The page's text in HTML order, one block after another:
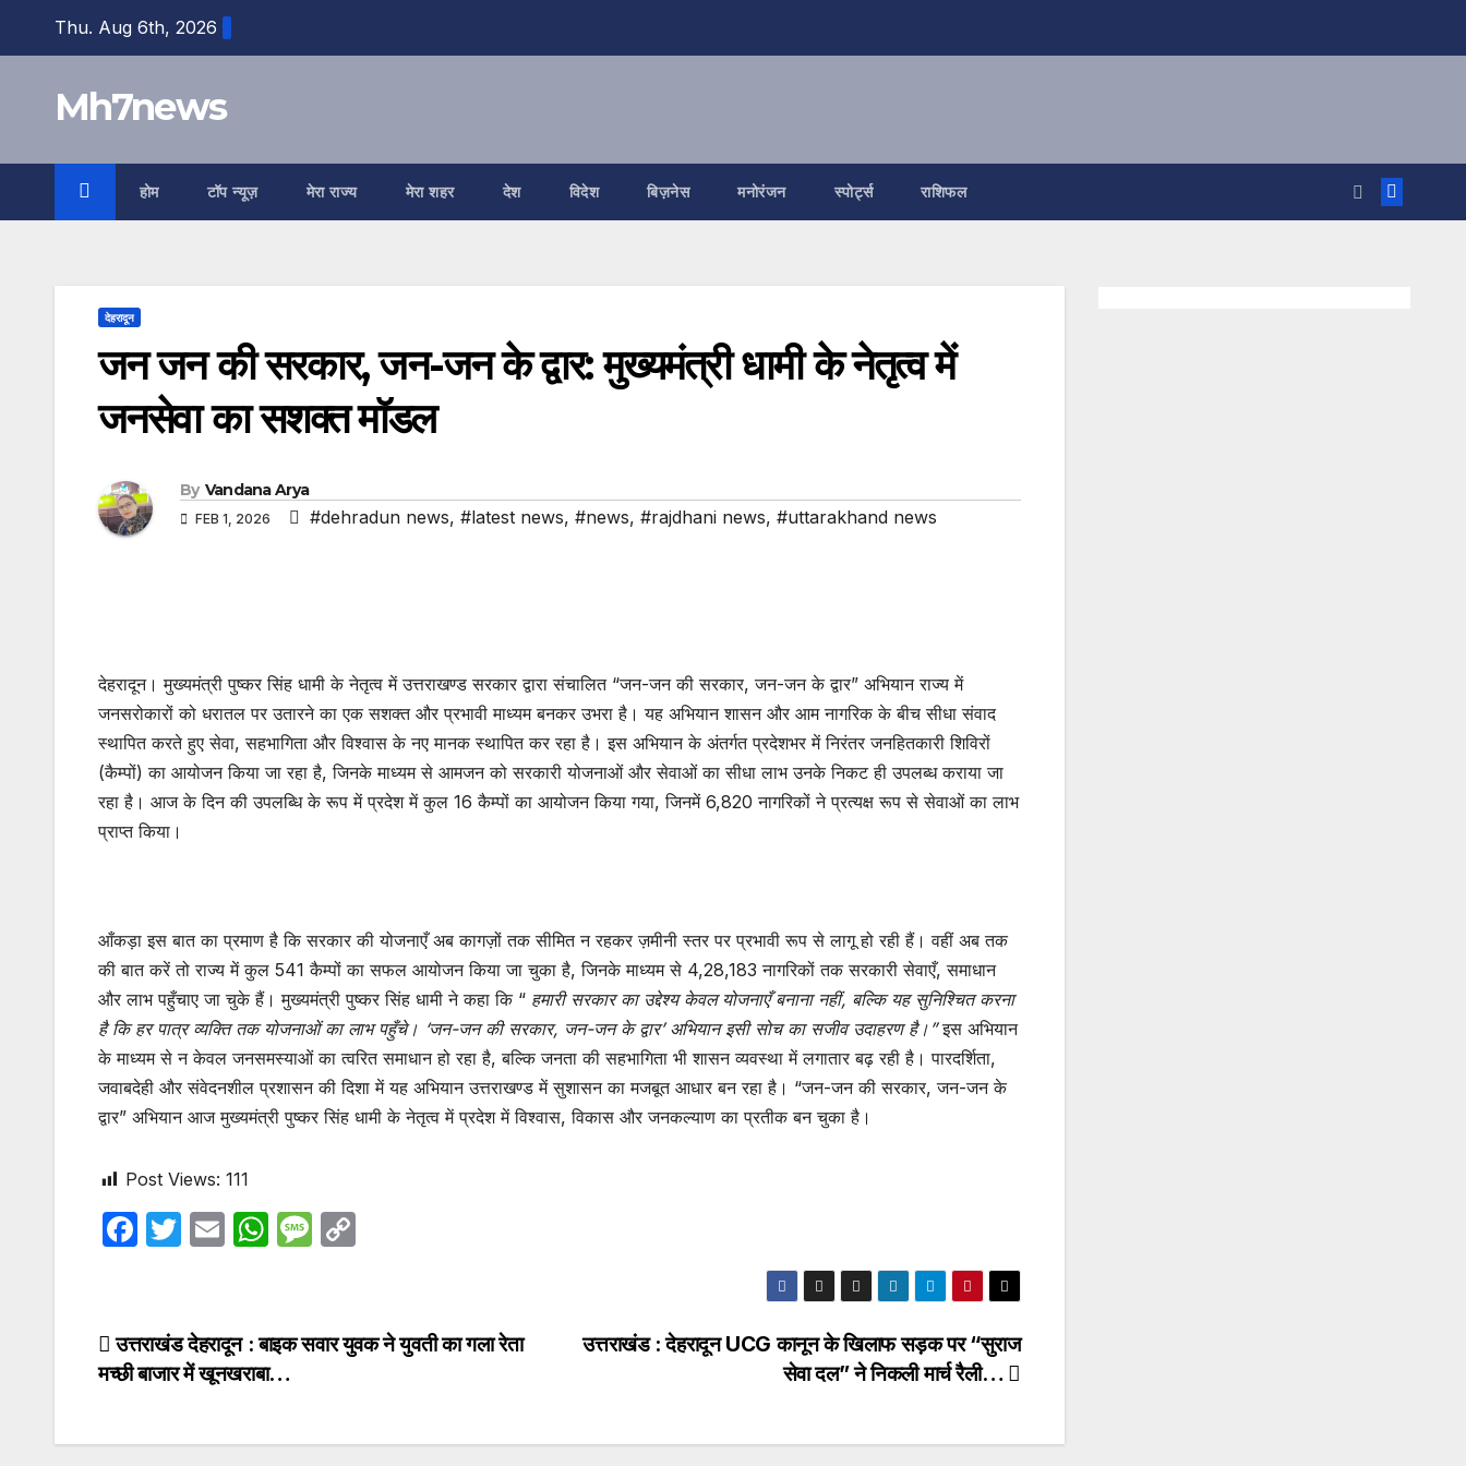
contentThu. Aug 6th, 2026
Mh7news
होम टॉप न्यूज़ मेरा राज्य मेरा शहर देश विदेश बिज़नेस मनोरंजन स्पोर्ट्स राशिफल
देहरादून
जन जन की सरकार, जन-जन के द्वार: मुख्यमंत्री धामी के नेतृत्व में
जनसेवा का सशक्त मॉडल
By Vandana Arya
FEB 1, 2026 #dehradun news, #latest news, #news, #rajdhani news, #uttarakhand news
देहरादून। मुख्यमंत्री पुष्कर सिंह धामी के नेतृत्व में उत्तराखण्ड सरकार द्वारा संचालित “जन-जन की सरकार, जन-जन के द्वार” अभियान राज्य में
जनसरोकारों को धरातल पर उतारने का एक सशक्त और प्रभावी माध्यम बनकर उभरा है। यह अभियान शासन और आम नागरिक के बीच सीधा संवाद
स्थापित करते हुए सेवा, सहभागिता और विश्वास के नए मानक स्थापित कर रहा है। इस अभियान के अंतर्गत प्रदेशभर में निरंतर जनहितकारी शिविरों
(कैम्पों) का आयोजन किया जा रहा है, जिनके माध्यम से आमजन को सरकारी योजनाओं और सेवाओं का सीधा लाभ उनके निकट ही उपलब्ध कराया जा
रहा है। आज के दिन की उपलब्धि के रूप में प्रदेश में कुल 16 कैम्पों का आयोजन किया गया, जिनमें 6,820 नागरिकों ने प्रत्यक्ष रूप से सेवाओं का लाभ
प्राप्त किया।
आँकड़ा इस बात का प्रमाण है कि सरकार की योजनाएँ अब कागज़ों तक सीमित न रहकर ज़मीनी स्तर पर प्रभावी रूप से लागू हो रही हैं। वहीं अब तक
की बात करें तो राज्य में कुल 541 कैम्पों का सफल आयोजन किया जा चुका है, जिनके माध्यम से 4,28,183 नागरिकों तक सरकारी सेवाएँ, समाधान
और लाभ पहुँचाए जा चुके हैं। मुख्यमंत्री पुष्कर सिंह धामी ने कहा कि “ हमारी सरकार का उद्देश्य केवल योजनाएँ बनाना नहीं, बल्कि यह सुनिश्चित करना
है कि हर पात्र व्यक्ति तक योजनाओं का लाभ पहुँचे। ‘जन-जन की सरकार, जन-जन के द्वार’ अभियान इसी सोच का सजीव उदाहरण है।”इस अभियान
के माध्यम से न केवल जनसमस्याओं का त्वरित समाधान हो रहा है, बल्कि जनता की सहभागिता भी शासन व्यवस्था में लगातार बढ़ रही है। पारदर्शिता,
जवाबदेही और संवेदनशील प्रशासन की दिशा में यह अभियान उत्तराखण्ड में सुशासन का मजबूत आधार बन रहा है। “जन-जन की सरकार, जन-जन के
द्वार” अभियान आज मुख्यमंत्री पुष्कर सिंह धामी के नेतृत्व में प्रदेश में विश्वास, विकास और जनकल्याण का प्रतीक बन चुका है।
Post Views: 111
F
e
b
o
T
er
E
W
s
A
p
M
s
e
y
Li
k
Post
navigation
उत्तराखंड : देहरादून UCG कानून के खिलाफ सड़क पर “सुराज
सेवा दल” ने निकली मार्च रैली…
उत्तराखंड देहरादून : बाइक सवार युवक ने युवती का गला रेता
मच्छी बाजार में खूनखराबा…